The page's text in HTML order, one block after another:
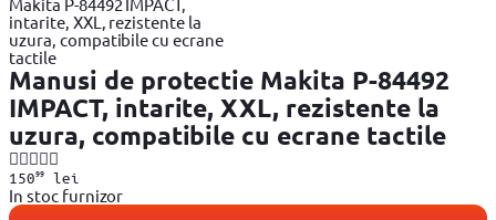
Manusi de protectie Makita P-84492
IMPACT, intarite, XXL, rezistente la
uzura, compatibile cu ecrane tactile
15099lei
In stoc furnizor